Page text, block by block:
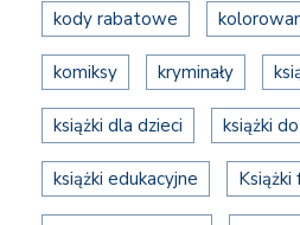
kody rabatowe
komiksy kryminały
książki dla dzieci książki
książki edukacyjne